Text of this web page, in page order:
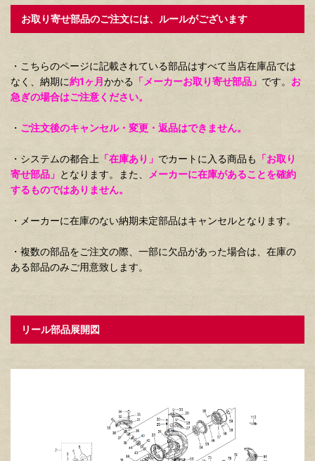
お取り寄せ部品のご注文には、ルールがございます
・こちらのページに記載されている部品はすべて当店在庫品では
なく、納期に約1ヶ月かかる 「メーカーお取り寄せ部品」 です。 お
急ぎの場合はご注意ください。
・ ご注文後のキャンセル・変更・返品はできません。
・システムの都合上 「在庫あり」 でカートに入る商品も 「お取り
寄せ部品」 となります。また、
メーカーに在庫があることを確約
するものではありません。
・メーカーに在庫のない納期未定部品はキャンセルとなります。
・複数の部品をご注文の際、一部に欠品があった場合は、在庫の
ある部品のみご用意致します。
リール部品展開図